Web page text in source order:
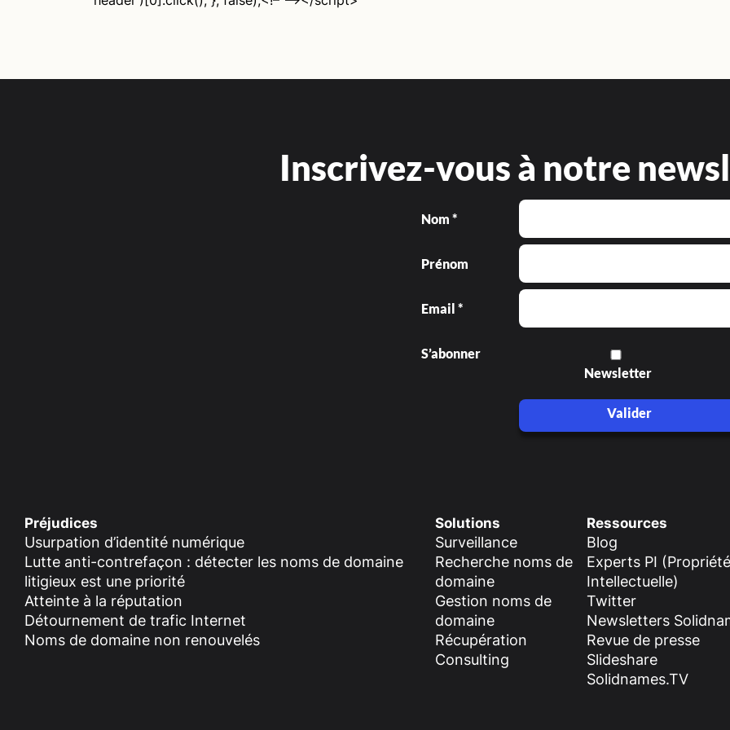
Inscrivez-vous à notre
Nom *
Prénom
Email *
S’abonner
Newsletter
Valider
Préjudices
Usurpation d’identité numérique
Lutte anti-contrefaçon : détecter les noms de domaine
litigieux est une priorité
Atteinte à la réputation
Détournement de trafic Internet
Noms de domaine non renouvelés
Solutions
Surveillance
Recherche noms de
domaine
Gestion noms de
domaine
Récupération
Consulting
Ressources
Blog
Experts PI (Propriété
Intellectuelle)
Twitter
Newsletters
Revue de presse
Slideshare
Solidnames.TV